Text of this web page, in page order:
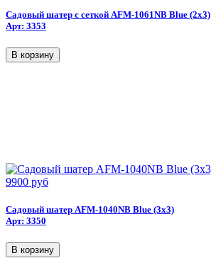
Садовый шатер с сеткой AFM-1061NB Blue (2х3)
Арт: 3353
9900 руб
Садовый шатер AFM-1040NB Blue (3х3)
Арт: 3350